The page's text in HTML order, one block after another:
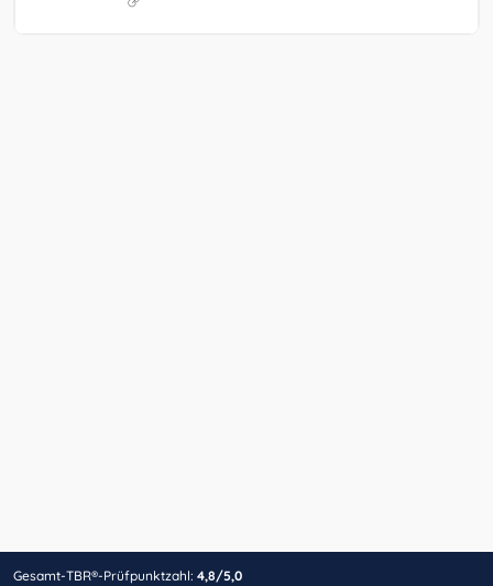
Gesamt-TBR®-Prüfpunktzahl: 4,8/5,0